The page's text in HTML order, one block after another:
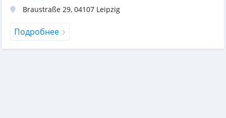
Braustraße 29, 04107 Leipzig
Подробнее